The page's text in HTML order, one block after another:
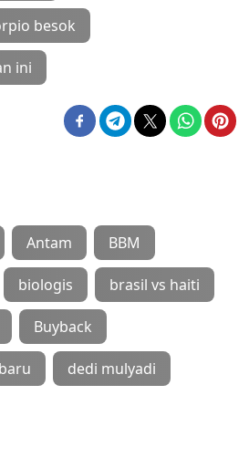
besok
ini
Antam BBM
biologis brasil vs haiti
Buyback
dedi mulyadi